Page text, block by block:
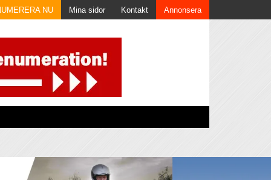
NU Mina sidor Kontakt Annonsera